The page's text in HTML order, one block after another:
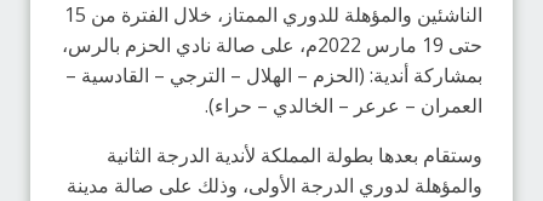
الناشئين والمؤهلة للدوري الممتاز، خلال الفترة من 15
حتى 19 مارس 2022م، على صالة نادي الحزم بالرس،
بمشاركة أندية: (الحزم – الهلال – الترجي – القادسية –
العمران – عرعر – الخالدي – حراء).
وستقام بعدها بطولة المملكة لأندية الدرجة الثانية
والمؤهلة لدوري الدرجة الأولى، وذلك على صالة مدينة